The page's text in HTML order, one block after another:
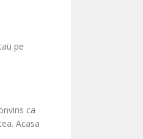
pe
ca
Acasa